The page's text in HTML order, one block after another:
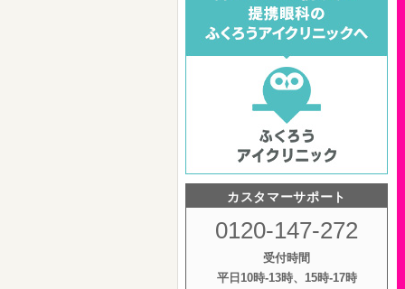
カスタマーサポート
0120-147-272
受付時間
平日10時‐13時、15時‐17時